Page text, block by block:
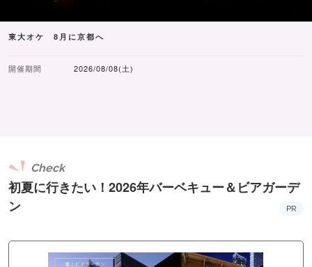
東大オケ 8月に京都へ
開催期間 2026/08/08(土)
初夏に行きたい！2026年バーベキュー＆ビアガーデ
ン
Check
PR